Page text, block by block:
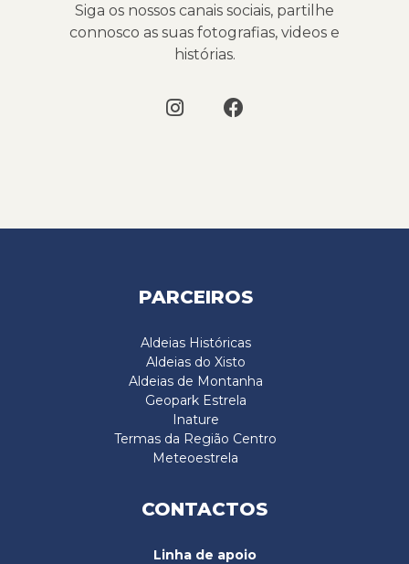
Siga os nossos canais sociais, partilhe
connosco as suas fotografias, videos e
histórias.
PARCEIROS
Aldeias Históricas
Aldeias do Xisto
Aldeias de Montanha
Geopark Estrela
Inature
Termas da Região Centro
Meteoestrela
CONTACTOS
Linha de apoio